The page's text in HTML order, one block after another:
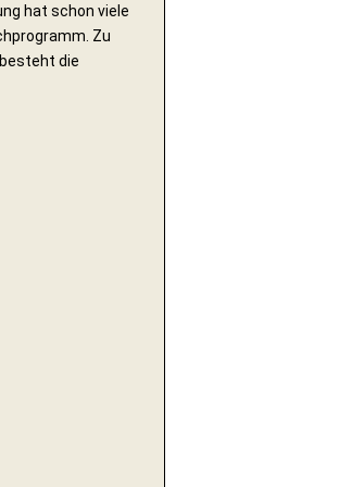
hat schon viele
Zu
die